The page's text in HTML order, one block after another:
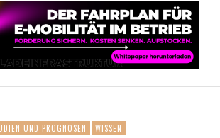
UND PROGNOSEN WISSEN